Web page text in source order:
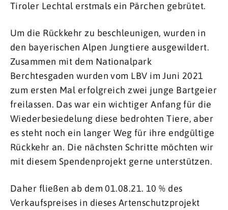
Tiroler Lechtal erstmals ein Pärchen gebrütet.
Um die Rückkehr zu beschleunigen, wurden in
den bayerischen Alpen Jungtiere ausgewildert.
Zusammen mit dem Nationalpark
Berchtesgaden wurden vom LBV im Juni 2021
zum ersten Mal erfolgreich zwei junge Bartgeier
freilassen. Das war ein wichtiger Anfang für die
Wiederbesiedelung diese bedrohten Tiere, aber
es steht noch ein langer Weg für ihre endgültige
Rückkehr an. Die nächsten Schritte möchten wir
mit diesem Spendenprojekt gerne unterstützen.
Daher fließen ab dem 01.08.21. 10 % des
Verkaufspreises in dieses Artenschutzprojekt